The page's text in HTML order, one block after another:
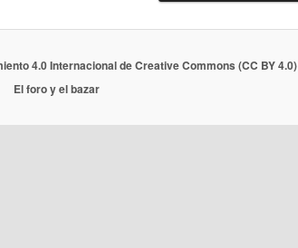
4.0 Internacional de Creative Commons (CC BY 4.0)
El foro y el bazar